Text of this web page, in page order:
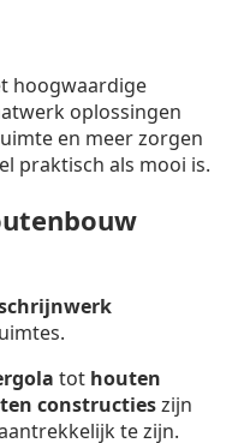
hoogwaardige
oplossingen
en meer zorgen
praktisch als mooi is.
tot houten
constructieszijn
te zijn.